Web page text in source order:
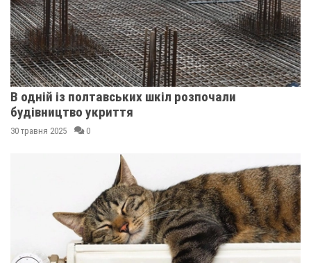
В одній із полтавських шкіл розпочали
будівництво укриття
30 травня 2025 0